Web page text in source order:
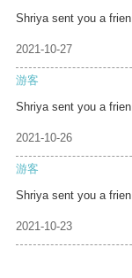
Shriya sent you a frien
2021-10-27
游客
Shriya sent you a frien
2021-10-26
游客
Shriya sent you a frien
2021-10-23